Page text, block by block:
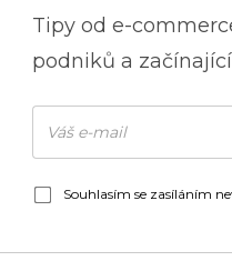
Tipy od e-
podniků a
Souhlasím se zasíláním